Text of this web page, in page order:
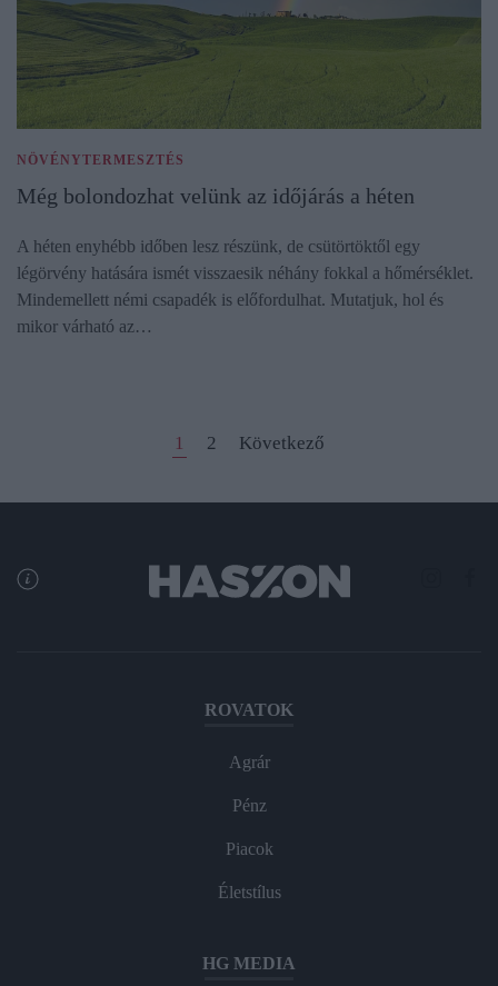
NÖVÉNYTERMESZTÉS
Még bolondozhat velünk az időjárás a héten
A héten enyhébb időben lesz részünk, de csütörtöktől egy
légörvény hatására ismét visszaesik néhány fokkal a hőmérséklet.
Mindemellett némi csapadék is előfordulhat. Mutatjuk, hol és
mikor várható az…
1 2 Következő
ROVATOK
Agrár
Pénz
Piacok
Életstílus
HG MEDIA